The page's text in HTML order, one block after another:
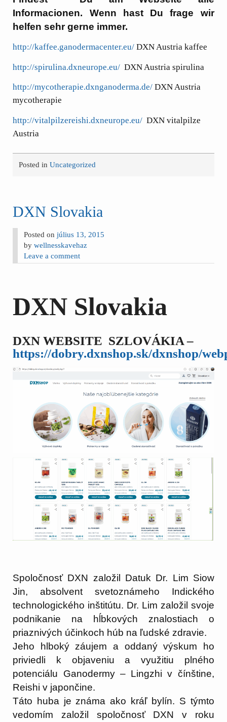
Informacionen. Wenn hast Du frage wir
helfen sehr gerne immer.
http://kaffee.ganodermacenter.eu/ DXN Austria kaffee
http://spirulina.dxneurope.eu/ DXN Austria spirulina
http://mycotherapie.dxnganoderma.de/ DXN Austria
mycotherapie
http://vitalpilzereishi.dxneurope.eu/ DXN vitalpilze
Austria
Posted inUncategorized
DXN Slovakia
Posted onjúlius 13, 2015
bywellnesskavehaz
Leave a comment
DXN Slovakia
DXN WEBSITE SZLOVÁKIA –
https://dobry.dxnshop.sk/dxnshop/
Spoločnosť DXN založil Datuk Dr. Lim Siow
Jin, absolvent svetoznámeho Indického
technologického inštitútu. Dr. Lim založil svoje
podnikanie na hĺbkových znalostiach o
priaznivých účinkoch húb na ľudské zdravie.
Jeho hlboký záujem a oddaný výskum ho
priviedli k objaveniu a využitiu plného
potenciálu Ganodermy – Lingzhi v čínštine,
Reishi v japončine.
Táto huba je známa ako kráľ bylín. S týmto
vedomím založil spoločnosť DXN v roku